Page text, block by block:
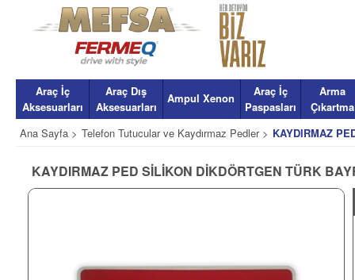
Araç İç
Aksesuarları
Araç Dış
Aksesuarları
Ampul Xenon
Araç İç
Paspasları
Arma
Çıkartma
Ana Sayfa > Telefon Tutucular ve Kaydırmaz Pedler > KAYDIRMAZ
KAYDIRMAZ PED SİLİKON DİKDÖRTGEN TÜRK